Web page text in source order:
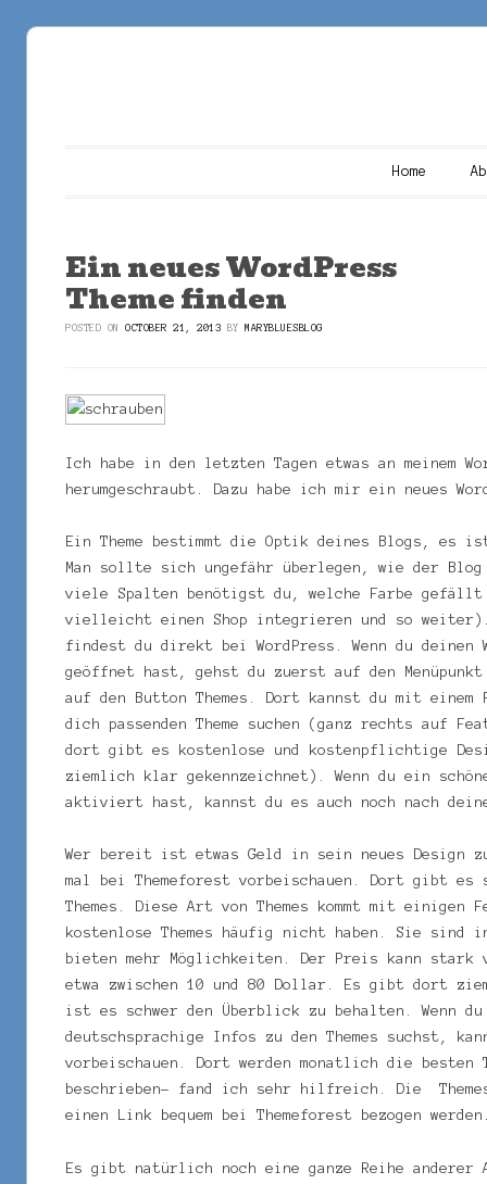
Home
Ein neues WordPress
Theme finden
POSTED ON OCTOBER 21, 2013 BY MARYBLUESBLOG
Ich habe in den letzten Tagen etwas an meinem
herumgeschraubt. Dazu habe ich mir ein neues
Ein Theme bestimmt die Optik deines Blogs, es
Man sollte sich ungefähr überlegen, wie der
viele Spalten benötigst du, welche Farbe
vielleicht einen Shop integrieren und so weiter).
findest du direkt bei WordPress. Wenn du deinen
geöffnet hast, gehst du zuerst auf den
auf den Button Themes. Dort kannst du mit
dich passenden Theme suchen (ganz rechts auf
dort gibt es kostenlose und kostenpflichtige
ziemlich klar gekennzeichnet). Wenn du ein
aktiviert hast, kannst du es auch noch nach
Wer bereit ist etwas Geld in sein neues Design
mal bei Themeforest vorbeischauen. Dort gibt es
Themes. Diese Art von Themes kommt mit einigen
kostenlose Themes häufig nicht haben. Sie sind
bieten mehr Möglichkeiten. Der Preis kann
etwa zwischen 10 und 80 Dollar. Es gibt dort
ist es schwer den Überblick zu behalten. Wenn
deutschsprachige Infos zu den Themes suchst,
vorbeischauen. Dort werden monatlich die besten
beschrieben- fand ich sehr hilfreich. Die
einen Link bequem bei Themeforest bezogen
Es gibt natürlich noch eine ganze Reihe anderer